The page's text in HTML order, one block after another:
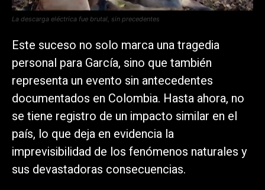
La descarga eléctrica fue brutal, sin precedentes
Este suceso no solo marca una tragedia
personal para García, sino que también
representa un evento sin antecedentes
documentados en Colombia. Hasta ahora, no
se tiene registro de un impacto similar en el
país, lo que deja en evidencia la
imprevisibilidad de los fenómenos naturales y
sus devastadoras consecuencias.